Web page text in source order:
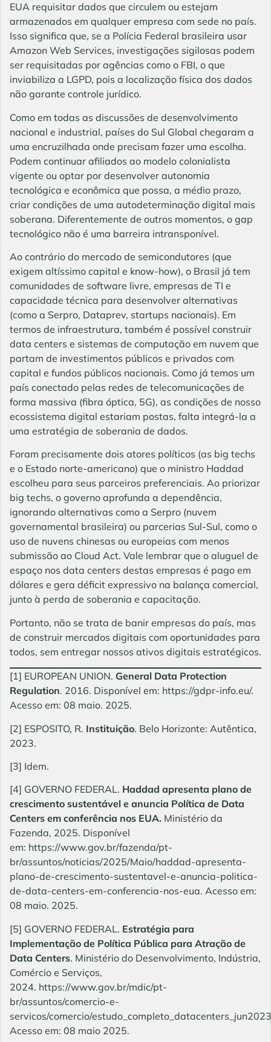
EUA requisitar dados que circulem ou estejam
armazenados em qualquer empresa com sede no país.
Isso significa que, se a Polícia Federal brasileira usar
Amazon Web Services, investigações sigilosas podem
ser requisitadas por agências como o FBI, o que
inviabiliza a LGPD, pois a localização física dos dados
não garante controle jurídico.
Como em todas as discussões de desenvolvimento
nacional e industrial, países do Sul Global chegaram a
uma encruzilhada onde precisam fazer uma escolha.
Podem continuar afiliados ao modelo colonialista
vigente ou optar por desenvolver autonomia
tecnológica e econômica que possa, a médio prazo,
criar condições de uma autodeterminação digital mais
soberana. Diferentemente de outros momentos, o gap
tecnológico não é uma barreira intransponível.
Ao contrário do mercado de semicondutores (que
exigem altíssimo capital e know-how), o Brasil já tem
comunidades de software livre, empresas de TI e
capacidade técnica para desenvolver alternativas
(como a Serpro, Dataprev, startups nacionais). Em
termos de infraestrutura, também é possível construir
data centers e sistemas de computação em nuvem que
partam de investimentos públicos e privados com
capital e fundos públicos nacionais. Como já temos um
país conectado pelas redes de telecomunicações de
forma massiva (fibra óptica, 5G), as condições de nosso
ecossistema digital estariam postas, falta integrá-la a
uma estratégia de soberania de dados.
Foram precisamente dois atores políticos (as big techs
e o Estado norte-americano) que o ministro Haddad
escolheu para seus parceiros preferenciais. Ao priorizar
big techs, o governo aprofunda a dependência,
ignorando alternativas como a Serpro (nuvem
governamental brasileira) ou parcerias Sul-Sul, como o
uso de nuvens chinesas ou europeias com menos
submissão ao Cloud Act. Vale lembrar que o aluguel de
espaço nos data centers destas empresas é pago em
dólares e gera déficit expressivo na balança comercial,
junto à perda de soberania e capacitação.
Portanto, não se trata de banir empresas do país, mas
de construir mercados digitais com oportunidades para
todos, sem entregar nossos ativos digitais estratégicos.
[1] EUROPEAN UNION. General Data Protection
Regulation. 2016. Disponível em: https://gdpr-info.eu/.
Acesso em: 08 maio. 2025.
[2] ESPOSITO, R. Instituição. Belo Horizonte: Autêntica,
2023.
[3] Idem.
[4] GOVERNO FEDERAL. Haddad apresenta plano de
crescimento sustentável e anuncia Política de Data
Centers em conferência nos EUA. Ministério da
Fazenda, 2025. Disponível
em: https://www.gov.br/fazenda/pt-
br/assuntos/noticias/2025/Maio/haddad-apresenta-
plano-de-crescimento-sustentavel-e-anuncia-politica-
de-data-centers-em-conferencia-nos-eua. Acesso em:
08 maio. 2025.
[5] GOVERNO FEDERAL. Estratégia para
Implementação de Política Pública para Atração de
Data Centers. Ministério do Desenvolvimento, Indústria,
Comércio e Serviços,
2024. https://www.gov.br/mdic/pt-
br/assuntos/comercio-e-
servicos/comercio/
Acesso em: 08 maio 2025.